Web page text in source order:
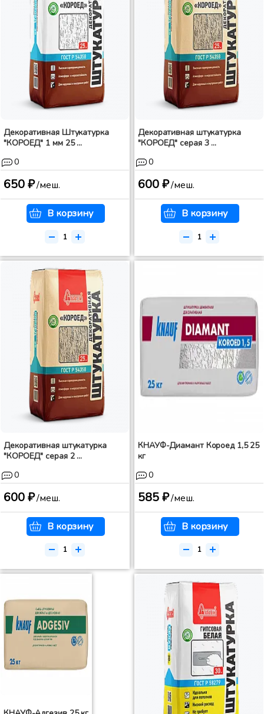
Декоративная Штукатурка
"КОРОЕД" 1 мм 25 ...
0
650 ₽/меш.
В корзину
Декоративная штукатурка
"КОРОЕД" серая 3 ...
0
600 ₽/меш.
В корзину
Декоративная штукатурка
"КОРОЕД" серая 2 ...
0
600 ₽/меш.
В корзину
КНАУФ-Диамант Короед 1,5 25
кг
0
585 ₽/меш.
В корзину